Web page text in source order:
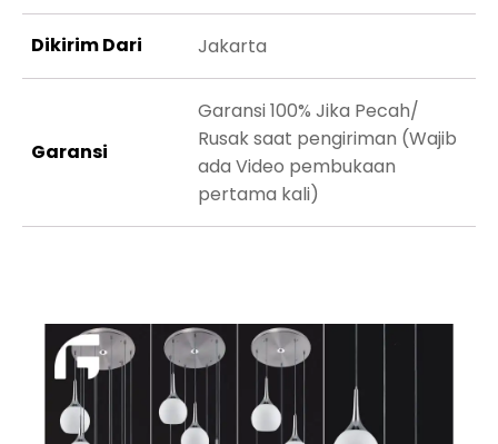
Dikirim Dari Jakarta
Garansi
Garansi 100% Jika Pecah/
Rusak saat pengiriman (Wajib
ada Video pembukaan
pertama kali)